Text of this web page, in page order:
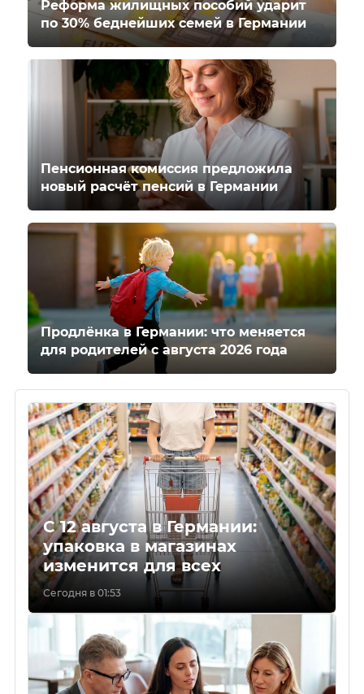
Реформа жилищных пособий ударит
по 30% беднейших семей в Германии
Пенсионная комиссия предложила
новый расчёт пенсий в Германии
Продлёнка в Германии: что меняется
для родителей с августа 2026 года
С 12 августа в Германии:
упаковка в магазинах
изменится для всех
Сегодня в 01:53